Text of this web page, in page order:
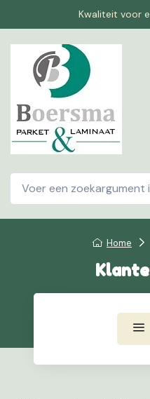
Kwaliteit voor
Home